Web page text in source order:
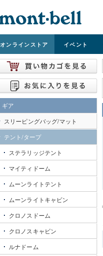
オンラインストア イベント
ギア
スリーピングバッグ/マット
テント/タープ
ステラリッジテント
マイティドーム
ムーンライトテント
ムーンライトキャビン
クロノスドーム
クロノスキャビン
ルナドーム